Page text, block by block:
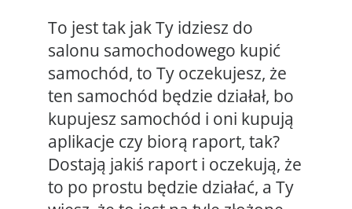
To jest tak jak Ty idziesz do
salonu samochodowego kupić
samochód, to Ty oczekujesz, że
ten samochód będzie działał, bo
kupujesz samochód i oni kupują
aplikacje czy biorą raport, tak?
Dostają jakiś raport i oczekują, że
to po prostu będzie działać, a Ty